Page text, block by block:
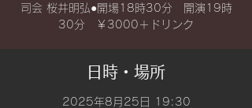
司会 桜井明弘●開場18時30分 開演19時
日時・場所
2025年8月25日 19:30